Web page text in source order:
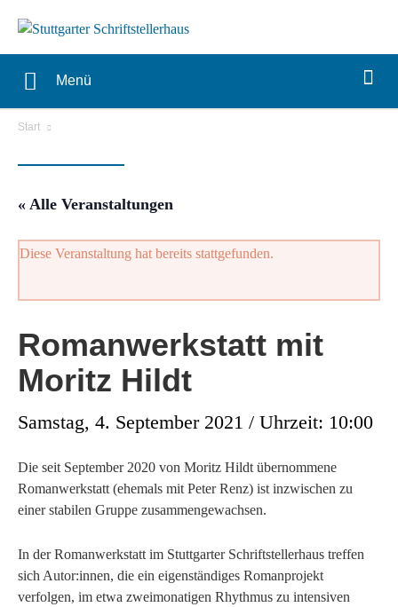
Menü
Start
« Alle Veranstaltungen
Diese Veranstaltung hat bereits stattgefunden.
Romanwerkstatt mit
Moritz Hildt
Samstag, 4. September 2021 / Uhrzeit: 10:00
Die seit September 2020 von Moritz Hildt übernommene
Romanwerkstatt (ehemals mit Peter Renz) ist inzwischen zu
einer stabilen Gruppe zusammengewachsen.
In der Romanwerkstatt im Stuttgarter Schriftstellerhaus treffen
sich Autor:innen, die ein eigenständiges Romanprojekt
verfolgen, im etwa zweimonatigen Rhythmus zu intensiven